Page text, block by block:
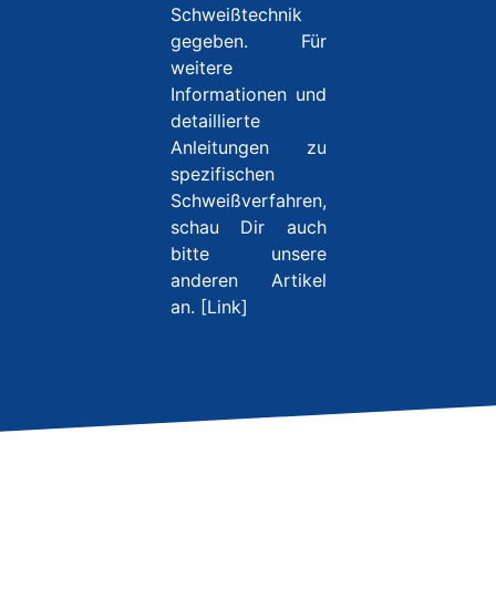
Schweißtechnik
gegeben. Für
weitere
Informationen und
detaillierte
Anleitungen zu
spezifischen
Schweißverfahren,
schau Dir auch
bitte unsere
anderen Artikel
an. [Link]